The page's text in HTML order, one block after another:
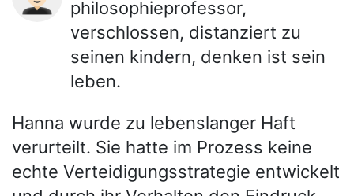
philosophieprofessor,
verschlossen, distanziert zu
seinen kindern, denken ist sein
leben.
Hanna wurde zu lebenslanger Haft
verurteilt. Sie hatte im Prozess keine
echte Verteidigungsstrategie entwickelt